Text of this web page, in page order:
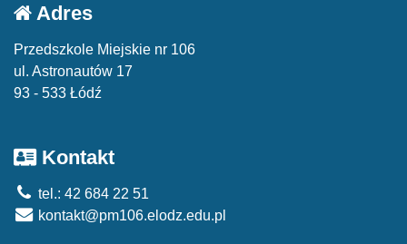
Adres
Przedszkole Miejskie nr 106
ul. Astronautów 17
93 - 533 Łódź
Kontakt
tel.: 42 684 22 51
kontakt@pm106.elodz.edu.pl